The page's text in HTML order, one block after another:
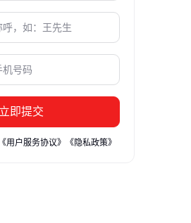
立即提交
《用户服务协议》 《隐私政策》